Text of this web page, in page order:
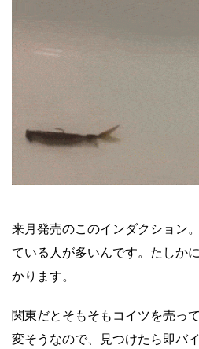
来月発売のこのインダクション
ている人が多いんです。たしか
かります。
関東だとそもそもコイツを売っ
変そうなので、見つけたら即バ